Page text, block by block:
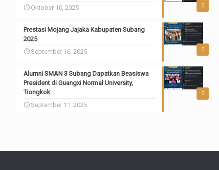
0
Oktober 10, 2025
0
Prestasi Mojang Jajaka Kabupaten Subang
2025
September 16, 2025
0
Alumni SMAN 3 Subang Dapatkan Beasiswa
President di Guangxi Normal University,
Tiongkok.
September 11, 2025